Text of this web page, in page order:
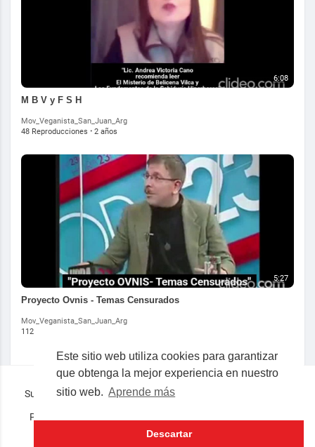
Este sitio web utiliza cookies para garantizar
que obtenga la mejor experiencia en nuestro
sitio web. Aprende más
Descartar
6:08
M B V y F S H
Mov_Veganista_San_Juan_Arg
48 Reproducciones · 2 años
5:27
Proyecto Ovnis - Temas Censurados
Mov_Veganista_San_Juan_Arg
112 Reproducciones
Mostrar más
Superocho la plataforma consciente en español © 2019-2023
Preguntas frecuentes
Lenguaje